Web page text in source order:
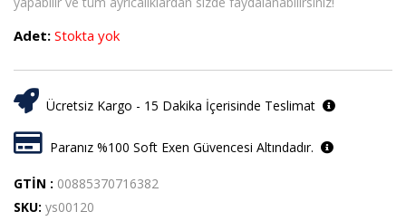
Adet: Stokta yok
Ücretsiz Kargo - 15 Dakika İçerisinde Teslimat
Paranız %100 Soft Exen Güvencesi Altındadır.
GTİN : 00885370716382
SKU: ys00120